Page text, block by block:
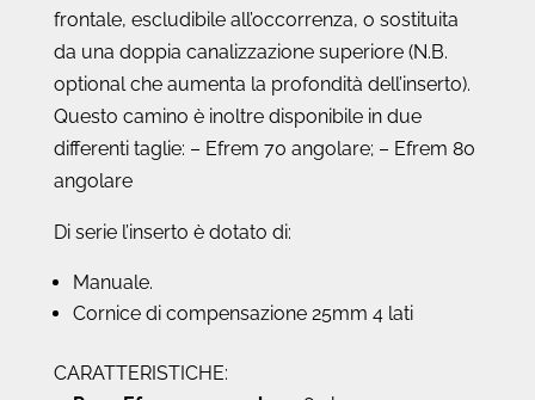
frontale, escludibile all’occorrenza, o sostituita
da una doppia canalizzazione superiore (N.B.
optional che aumenta la profondità dell’inserto).
Questo camino è inoltre disponibile in due
differenti taglie: – Efrem 70 angolare; – Efrem 80
angolare
Di serie l’inserto è dotato di:
Manuale.
Cornice di compensazione 25mm 4 lati
CARATTERISTICHE: